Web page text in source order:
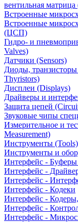
вентильная
Встроенные
Встроенные
(ЦСП)
Гидро- и
Valves)
Датчики (Sensors)
Диоды, транзисторы
Thyristors)
Дисплеи (Displays)
Драйверы и
Защита цепей
Звуковые чипы
Измерительное и
Measurement)
Инструменты (Tools)
Инструменты и
Интерфейс - Буферы
Интерфейс -
Интерфейс -
Интерфейс - Кодеки
Интерфейс -
Интерфейс -
Интерфейс -